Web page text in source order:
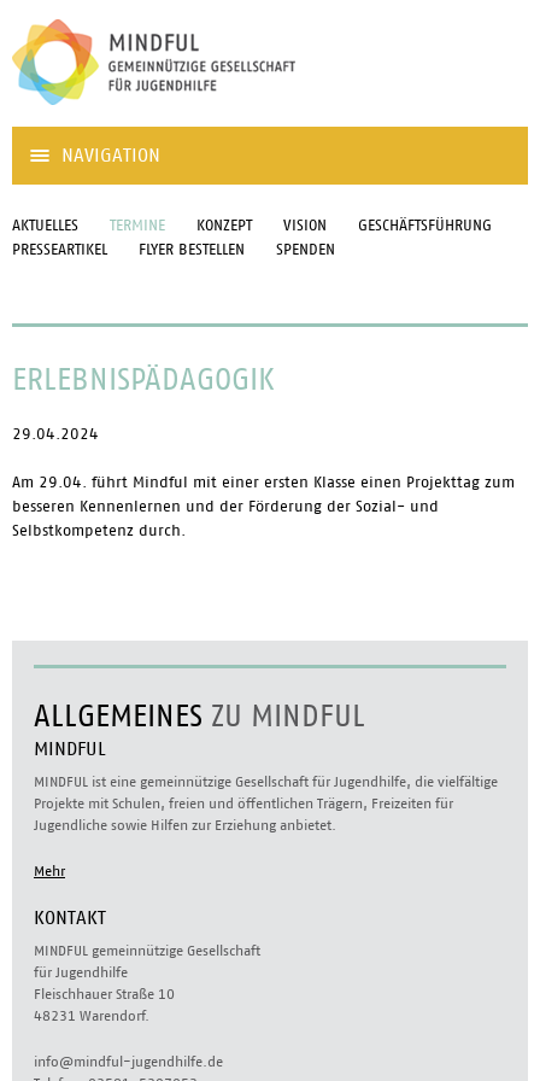
NAVIGATION
AKTUELLES TERMINE KONZEPT VISION
GESCHÄFTSFÜHRUNG
PRESSEARTIKEL
FLYER BESTELLEN SPENDEN
ERLEBNISPÄDAGOGIK
29.04.2024
Am 29.04. führt Mindful mit einer ersten Klasse einen Projekttag zum
besseren Kennenlernen und der Förderung der Sozial- und
Selbstkompetenz durch.
ALLGEMEINES ZU MINDFUL
MINDFUL
MINDFUL ist eine gemeinnützige Gesellschaft für Jugendhilfe, die vielfältige
Projekte mit Schulen, freien und öffentlichen Trägern, Freizeiten für
Jugendliche sowie Hilfen zur Erziehung anbietet.
Mehr
KONTAKT
MINDFUL gemeinnützige Gesellschaft
für Jugendhilfe
Fleischhauer Straße 10
48231 Warendorf.
info@mindful-jugendhilfe.de